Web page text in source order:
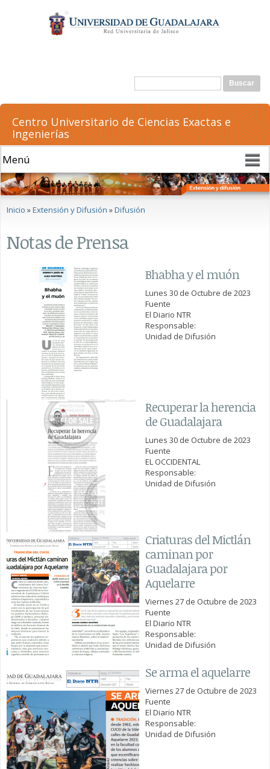
contenido
principal
Formulario de búsqueda
Buscar
Centro Universitario de Ciencias Exactas e
Ingenierías
Se encuentra usted aquí
Inicio »Extensión y Difusión »Difusión
Notas de Prensa
Bhabha y el muón
Lunes 30 de Octubre de 2023
Fuente
El Diario NTR
Responsable:
Unidad de Difusión
Recuperar la herencia
de Guadalajara
Lunes 30 de Octubre de 2023
Fuente
EL OCCIDENTAL
Responsable:
Unidad de Difusión
Criaturas del Mictlán
caminan por
Guadalajara por
Aquelarre
Viernes 27 de Octubre de 2023
Fuente
El Diario NTR
Responsable:
Unidad de Difusión
Se arma el aquelarre
Viernes 27 de Octubre de 2023
Fuente
El Diario NTR
Responsable:
Unidad de Difusión